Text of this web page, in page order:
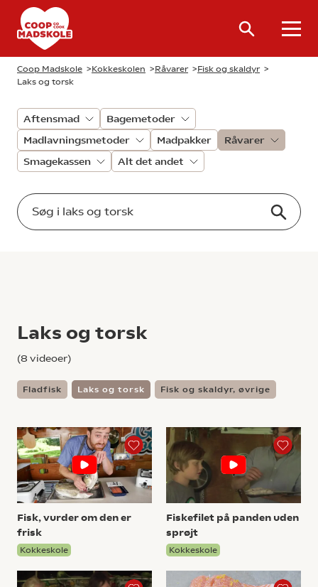
Coop Madskole >Kokkeskolen >Råvarer >Fisk og skaldyr >
Laks og torsk
Aftensmad
Bagemetoder
Madlavningsmetoder
Madpakker
Råvarer
Smagekassen
Alt det andet
Laks og torsk
(8 videoer)
Fladfisk Laks og torsk Fisk og skaldyr, øvrige
Fisk, vurder om den er
frisk
Kokkeskole
Fiskefilet på panden uden
sprøjt
Kokkeskole